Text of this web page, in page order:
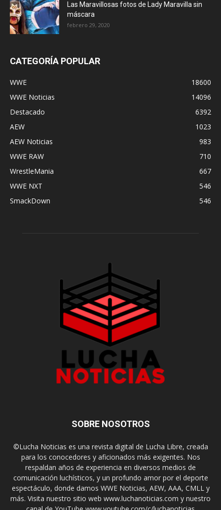
Las Maravillosas fotos de Lady Maravilla sin
máscara
febrero 29, 2020
CATEGORÍA POPULAR
WWE
18600
WWE Noticias
14096
Destacado
6392
AEW
1023
AEW Noticias
983
WWE RAW
710
WrestleMania
667
WWE NXT
546
SmackDown
546
SOBRE NOSOTROS
©Lucha Noticias es una revista digital de Lucha Libre, creada
para los conocedores y aficionados más exigentes. Nos
respaldan años de experiencia en diversos medios de
comunicación luchísticos, y un profundo amor por el deporte
espectáculo, donde damos WWE Noticias, AEW, AAA, CMLL y
más. Visita nuestro sitio web www.luchanoticias.com y nuestro